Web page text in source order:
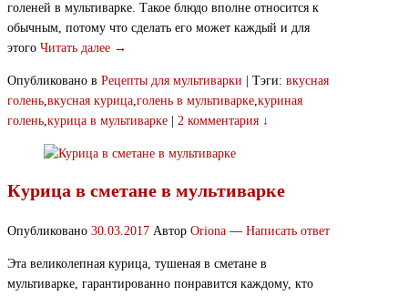
голеней в мультиварке. Такое блюдо вполне относится к
обычным, потому что сделать его может каждый и для
этого Читать далее →
Опубликовано в Рецепты для мультиварки Тэги: вкусная
голень,вкусная курица,голень в мультиварке,куриная
голень,курица в мультиварке 2 комментария ↓
Курица в сметане в мультиварке
Опубликовано 30.03.2017 Автор Oriona — Написать ответ
Эта великолепная курица, тушеная в сметане в
мультиварке, гарантированно понравится каждому, кто